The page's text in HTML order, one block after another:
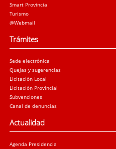
Smart Provincia
Turismo
@Webmail
Trámites
Sede electrónica
Quejas y sugerencias
Licitación Local
Licitación Provincial
Subvenciones
Canal de denuncias
Actualidad
Agenda Presidencia